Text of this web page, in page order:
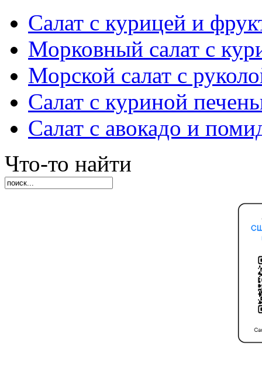
Салат с курицей и
Морковный салат с
Морской салат с
Салат с куриной
Салат с авокадо и
Что-то найти